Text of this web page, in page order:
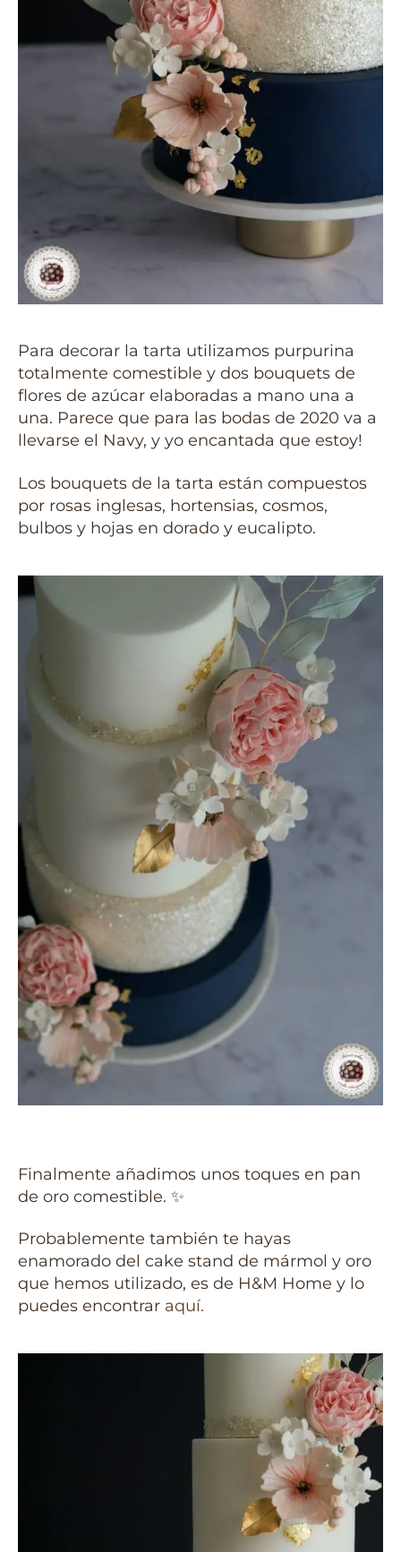
Para decorar la tarta utilizamos purpurina
totalmente comestible y dos bouquets de
flores de azúcar elaboradas a mano una a
una. Parece que para las bodas de 2020 va a
llevarse el Navy, y yo encantada que estoy!
Los bouquets de la tarta están compuestos
por rosas inglesas, hortensias, cosmos,
bulbos y hojas en dorado y eucalipto.
Finalmente añadimos unos toques en pan
de oro comestible. ✨
Probablemente también te hayas
enamorado del cake stand de mármol y oro
que hemos utilizado, es de H&M Home y lo
puedes encontrar aquí.